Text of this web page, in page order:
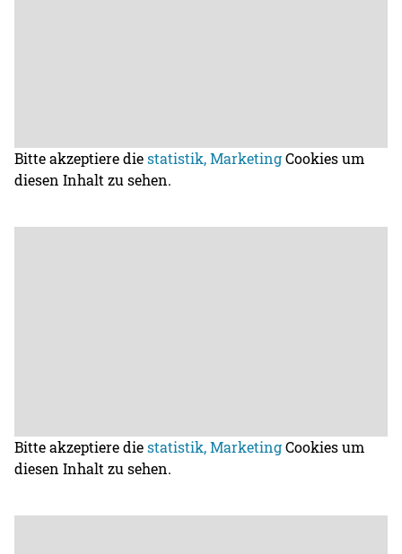
Bitte akzeptiere diestatistik, MarketingCookies um
diesen Inhalt zu sehen.
Bitte akzeptiere diestatistik, MarketingCookies um
diesen Inhalt zu sehen.